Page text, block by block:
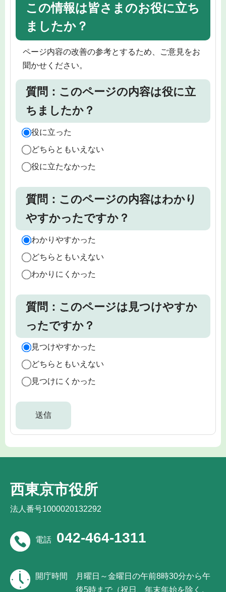
この情報は皆さまのお役に立ち
ましたか？
ページ内容の改善の参考とするため、ご意見をお
聞かせください。
質問：このページの内容は役に立
ちましたか？
役に立った
どちらともいえない
役に立たなかった
質問：このページの内容はわかり
やすかったですか？
わかりやすかった
どちらともいえない
わかりにくかった
質問：このページは見つけやすか
ったですか？
見つけやすかった
どちらともいえない
見つけにくかった
西東京市役所
法人番号1000020132292
電話 042-464-1311
開庁時間
月曜日～金曜日の午前8時30分から午
後5時まで（祝日、年末年始を除く。